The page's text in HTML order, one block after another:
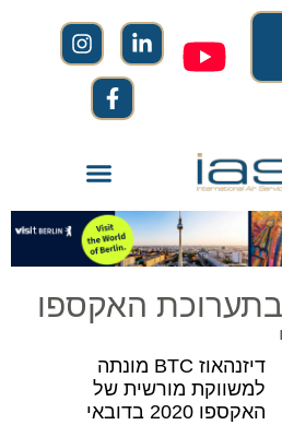
האקספו
דיזנהאוז BTC מונתה
למשווקת מורשית של
האקספו 2020 בדובאי